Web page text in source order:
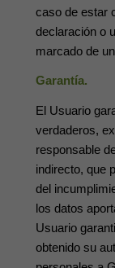
caso de estar
declaración o
marcado de
Garantía.
El Usuario
verdaderos,
responsable
indirecto, que
del
los datos
Usuario
obtenido su